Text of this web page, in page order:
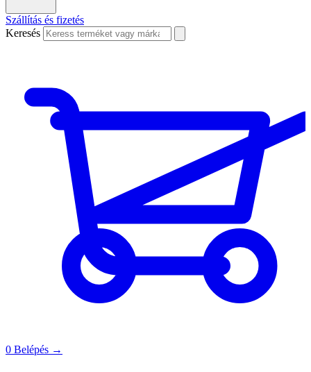
Szállítás és fizetés
Keresés
0 Belépés →